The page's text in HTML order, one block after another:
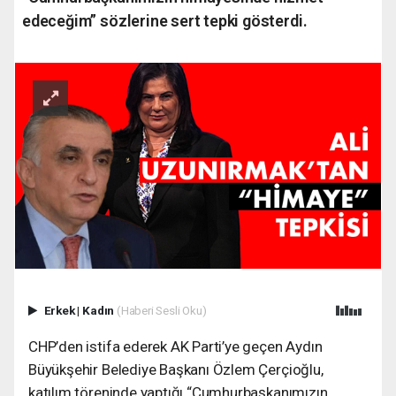
edeceğim” sözlerine sert tepki gösterdi.
Erkek| Kadın (Haberi Sesli Oku)
CHP’den istifa ederek AK Parti’ye geçen Aydın
Büyükşehir Belediye Başkanı Özlem Çerçioğlu,
katılım töreninde yaptığı “Cumhurbaşkanımızın